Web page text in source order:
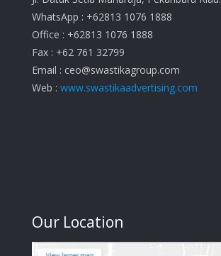
WhatsApp : +62813 1076 1888
Office : +62813 1076 1888
Fax : +62 761 32799
Email : ceo@swastikagroup.com
Web : www.swastikaadvertising.com
Our Location